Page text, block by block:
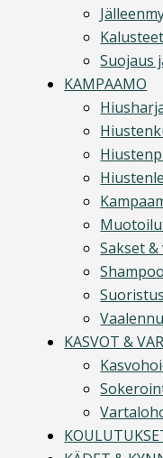
Suojaus
KAMPAAMO
Sakset
KASVOT &